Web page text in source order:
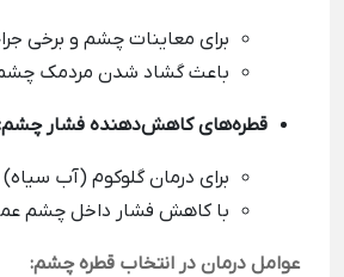
برای معاینات چشم و برخی
باعث گشاد شدن مردمک
قطره‌های کاهش‌دهنده فشار
برای درمان گلوکوم (آب
با کاهش فشار داخل چشم
عوامل درمان در انتخاب قطره چشم: